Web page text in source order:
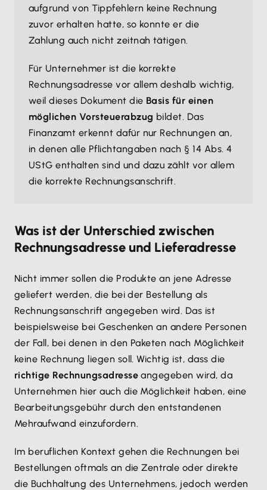
aufgrund von Tippfehlern keine Rechnung
zuvor erhalten hatte, so konnte er die
Zahlung auch nicht zeitnah tätigen.
Für Unternehmer ist die korrekte
Rechnungsadresse vor allem deshalb wichtig,
weil dieses Dokument die Basis für einen
möglichen Vorsteuerabzug bildet. Das
Finanzamt erkennt dafür nur Rechnungen an,
in denen alle Pflichtangaben nach § 14 Abs. 4
UStG enthalten sind und dazu zählt vor allem
die korrekte Rechnungsanschrift.
Was ist der Unterschied zwischen
Rechnungsadresse und Lieferadresse
Nicht immer sollen die Produkte an jene Adresse
geliefert werden, die bei der Bestellung als
Rechnungsanschrift angegeben wird. Das ist
beispielsweise bei Geschenken an andere Personen
der Fall, bei denen in den Paketen nach Möglichkeit
keine Rechnung liegen soll. Wichtig ist, dass die
richtige Rechnungsadresse angegeben wird, da
Unternehmen hier auch die Möglichkeit haben, eine
Bearbeitungsgebühr durch den entstandenen
Mehraufwand einzufordern.
Im beruflichen Kontext gehen die Rechnungen bei
Bestellungen oftmals an die Zentrale oder direkte
die Buchhaltung des Unternehmens, jedoch werden